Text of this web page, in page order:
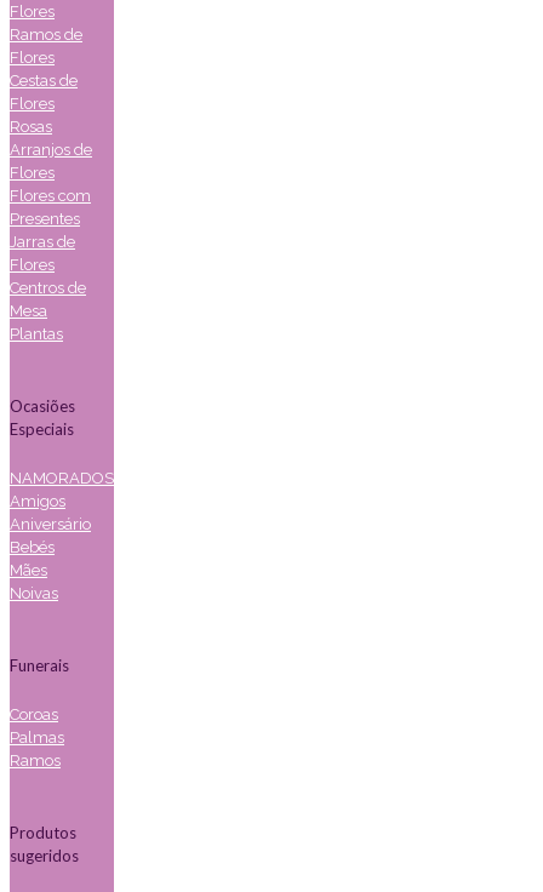
Flores
Ramos de
Flores
Cestas de
Flores
Rosas
Arranjos de
Flores
Flores com
Presentes
Jarras de
Flores
Centros de
Mesa
Plantas
Ocasiões
Especiais
NAMORADOS
Amigos
Aniversário
Bebés
Mães
Noivas
Funerais
Coroas
Palmas
Ramos
Produtos
sugeridos